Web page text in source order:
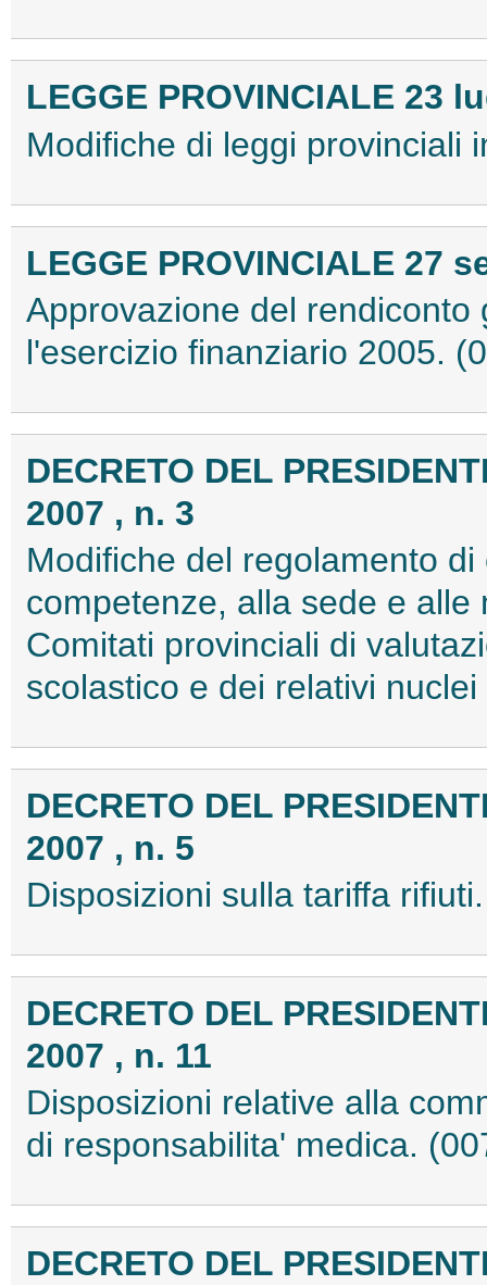
LEGGE PROVINCIALE 23
Modifiche di leggi provinciali
LEGGE PROVINCIALE 27
Approvazione del
l'esercizio finanziario 2005.
DECRETO DEL
2007 , n. 3
Modifiche del regolamento
competenze, alla sede e
Comitati provinciali di
scolastico e dei relativi
DECRETO DEL
2007 , n. 5
Disposizioni sulla tariffa
DECRETO DEL
2007 , n. 11
Disposizioni relative alla
di responsabilita' medica.
DECRETO DEL